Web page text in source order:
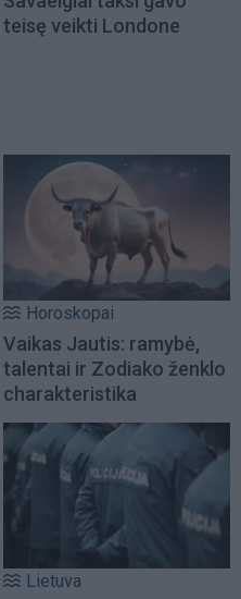
teisę veikti Londone
Horoskopai
Vaikas Jautis: ramybė,
talentai ir Zodiako ženklo
charakteristika
Lietuva